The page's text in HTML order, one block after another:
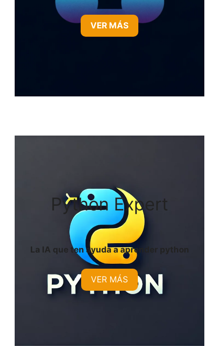
VER MÁS
Python Expert
La IA que ten ayuda a aprender python
VER MÁS